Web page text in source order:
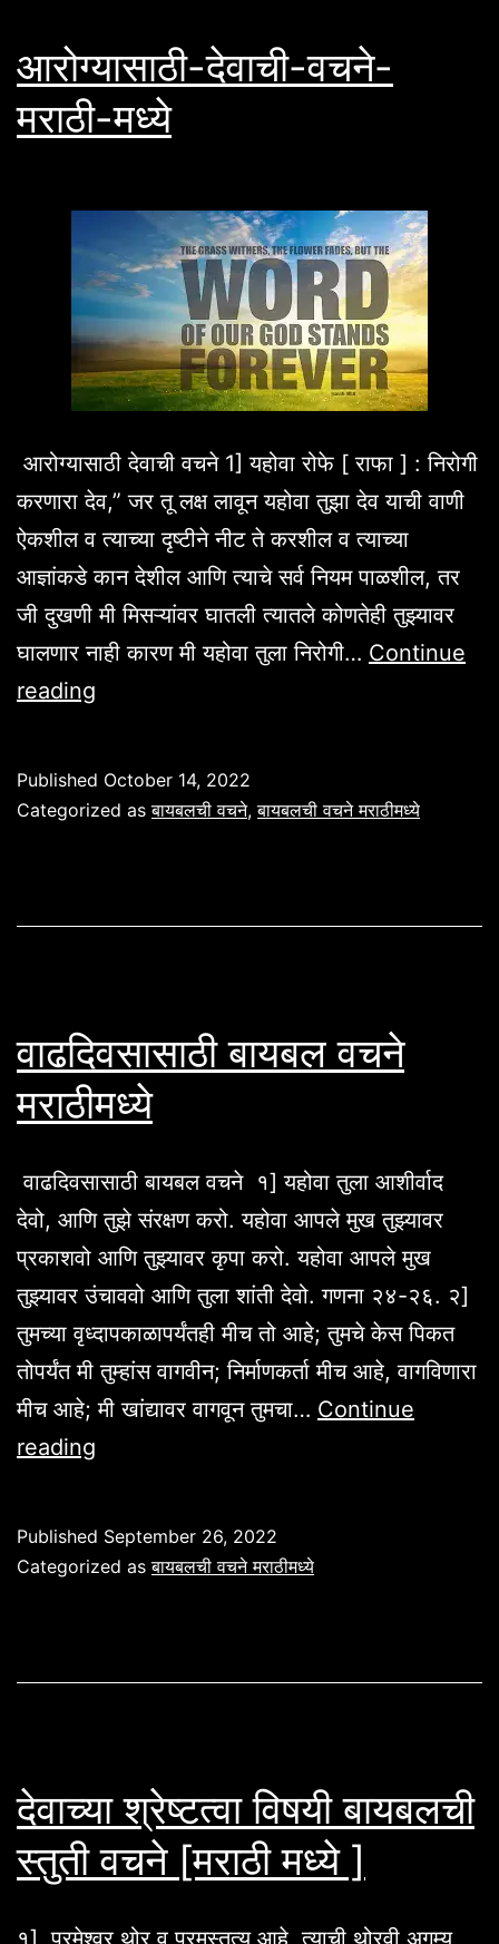
आरोग्यासाठी-देवाची-वचने-
मराठी-मध्ये
आरोग्यासाठी देवाची वचने 1] यहोवा रोफे [ राफा ] : निरोगी
करणारा देव,” जर तू लक्ष लावून यहोवा तुझा देव याची वाणी
ऐकशील व त्याच्या दृष्टीने नीट ते करशील व त्याच्या
आज्ञांकडे कान देशील आणि त्याचे सर्व नियम पाळशील, तर
जी दुखणी मी मिसऱ्यांवर घातली त्यातले कोणतेही तुझ्यावर
घालणार नाही कारण मी यहोवा तुला निरोगी… Continue
reading
मराठी-
Published October 14, 2022
Categorized asबायबलची वचने,बायबलची वचने मराठीमध्ये
वाढदिवसासाठी बायबल वचने
मराठीमध्ये
वाढदिवसासाठी बायबल वचने १] यहोवा तुला आशीर्वाद
देवो, आणि तुझे संरक्षण करो. यहोवा आपले मुख तुझ्यावर
प्रकाशवो आणि तुझ्यावर कृपा करो. यहोवा आपले मुख
तुझ्यावर उंचाववो आणि तुला शांती देवो. गणना २४-२६. २]
तुमच्या वृध्दापकाळापर्यंतही मीच तो आहे; तुमचे केस पिकत
तोपर्यंत मी तुम्हांस वागवीन; निर्माणकर्ता मीच आहे, वागविणारा
मीच आहे; मी खांद्यावर वागवून तुमचा… Continue
reading
मराठीमध्ये
Published September 26, 2022
Categorized asबायबलची वचने मराठीमध्ये
देवाच्या श्रेष्टत्वा विषयी बायबलची
स्तुती वचने [मराठी मध्ये ]
१] परमेश्वर थोर व परमस्तुत्य आहे, त्याची थोरवी अगम्य